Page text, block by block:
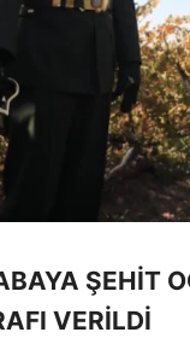
ŞEHİT
VERİLDİ